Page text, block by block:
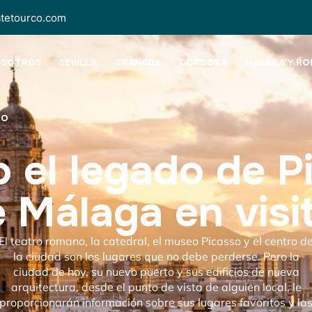
SEVILLA GRANADA CÓRDOBA MÁLAGA Y
el legado de
Málaga en
teatro romano, la catedral, el museo Picasso y el centro
la ciudad son los lugares que no debe perderse. Pero la
ciudad de hoy, su nuevo puerto y sus edificios de nueva
arquitectura, desde el punto de vista de alguien local, le
proporcionarán información sobre sus lugares favoritos y las